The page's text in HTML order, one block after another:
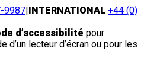
9987|INTERNATIONAL +44 (0)
d’accessibilité pour
d’un lecteur d’écran ou pour les